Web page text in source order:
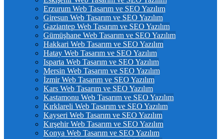
Erzurum Web Tasarım ve SEO Yazılım
Giresun Web Tasarım ve SEO Yazılım
Gaziantep Web Tasarım ve SEO Yazılım
Gümüşhane Web Tasarım ve SEO Yazılım
Hakkari Web Tasarım ve SEO Yazılım
Hatay Web Tasarım ve SEO Yazılım
Isparta Web Tasarım ve SEO Yazılım
Mersin Web Tasarım ve SEO Yazılım
İzmir Web Tasarım ve SEO Yazılım
Kars Web Tasarım ve SEO Yazılım
Kastamonu Web Tasarım ve SEO Yazılım
Kırklareli Web Tasarım ve SEO Yazılım
Kayseri Web Tasarım ve SEO Yazılım
Kırşehir Web Tasarım ve SEO Yazılım
Konya Web Tasarım ve SEO Yazılım